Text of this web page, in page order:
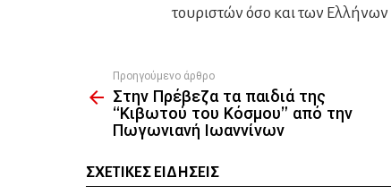
τουριστών όσο και των
more
Προηγούμενο άρθρο
Στην Πρέβεζα τα παιδιά της
“Κιβωτού του Κόσμου” από την
Πωγωνιανή Ιωαννίνων
ΣΧΕΤΙΚΈΣ ΕΙΔΉΣΕΙΣ